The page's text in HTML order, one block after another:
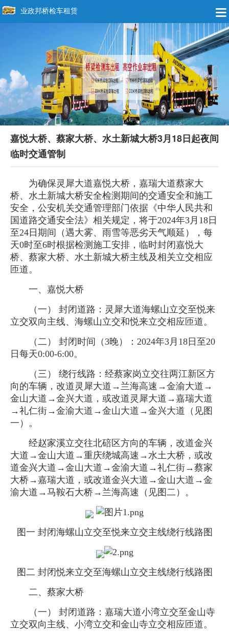
业政邦桥检车租赁
嘉悦大桥、蔡家大桥、水土新城大桥3月18日起夜间
临时交通管制
为确保灵犀大道嘉悦大桥，嘉瑞大道蔡家大
桥、水土新城大桥安全检测期间的交通安全和施工
安全，公安机关交通管理部门依据《中华人民共和
国道路交通安全法》相关规定，将于2024年3月18日
至24日期间（遇大雾、雨雪等恶劣天气顺延），每
天0时至6时根据检测施工安排，临时封闭嘉悦大
桥、蔡家大桥、水土新城大桥主线及相关立交相应
匝道。
一、嘉悦大桥
（一） 封闭道路：灵犀大道海螺山立交至悦来
立交双向主线、海螺山立交和悦来立交相应匝道。
（二） 封闭时间（3晚）：2024年3月18日至20
日每天0:00-6:00。
（三） 绕行线路：经蔡家岗立交往两江新区方
向的车辆，改道灵犀大道→兰海高速→金渝大道→
金山大道→金兴大道，或改道灵犀大道→嘉瑞大道
→礼仁街→金渝大道→金山大道→金兴大道（见图
一）。
经赵家溪立交往北碚区方向的车辆，改道金兴
大道→金山大道→重庆绕城高速→水土大桥，或改
道金兴大道→金山大道→金渝大道→礼仁街→蔡家
大桥→嘉瑞大道，或改道金兴大道→金山大道→金
渝大道→马鞍石大桥→兰海高速（见图二）。
图一 封闭海螺山立交至悦来立交主线绕行线路图
图二 封闭悦来立交至海螺山立交主线绕行线路图
二、蔡家大桥
（一） 封闭道路：嘉瑞大道小湾立交至金山寺
立交双向主线、小湾立交和金山寺立交相应匝道。